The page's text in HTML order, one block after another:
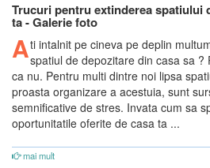
Trucuri pentru extinderea spatiului
ta - Galerie foto
Ati intalnit pe cineva pe deplin
spatiul de depozitare din casa sa ?
ca nu. Pentru multi dintre noi lipsa
proasta organizare a acestuia, sunt
semnificative de stres. Invata cum sa
oportunitatile oferite de casa ta ...
mai mult